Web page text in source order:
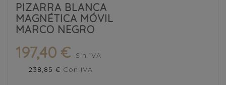
PIZARRA BLANCA
MAGNÉTICA MÓVIL
MARCO NEGRO
197,40 € Sin IVA
238,85 € Con IVA